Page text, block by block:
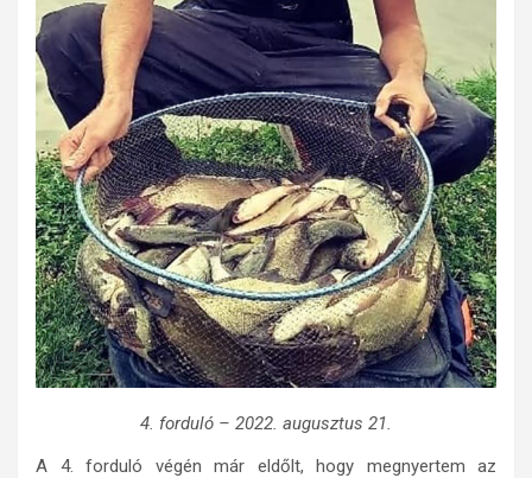
4. forduló – 2022. augusztus 21.
A 4. forduló végén már eldőlt, hogy megnyertem az